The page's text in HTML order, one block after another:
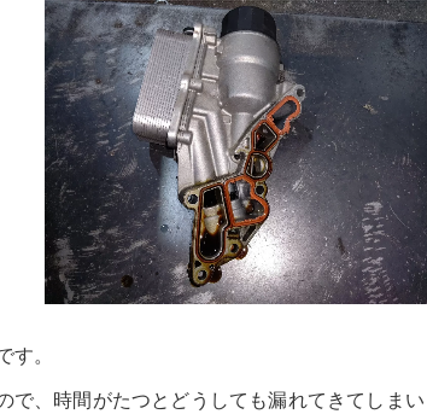
す。
で、時間がたつとどうしても漏れてきてしまい